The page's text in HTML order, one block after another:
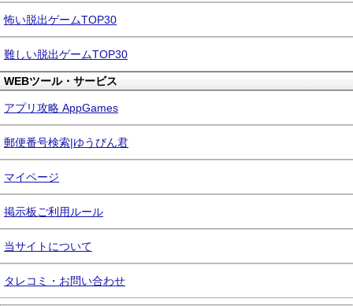
怖い脱出ゲームTOP30
難しい脱出ゲームTOP30
WEBツール・サービス
アプリ攻略 AppGames
郵便番号検索|ゆうびん君
マイページ
掲示板ご利用ルール
当サイトについて
タレコミ・お問い合わせ